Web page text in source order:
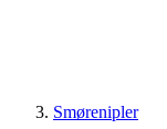
Smørenipler